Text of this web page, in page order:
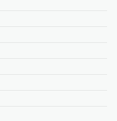
ശക്തമാക്കും;
രൂക്ഷ
ഇന്ധന
വ്യാപകമായി